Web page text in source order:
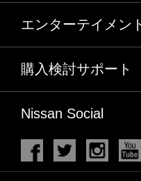
エンターテイメン
購入検討サポート
Nissan Social